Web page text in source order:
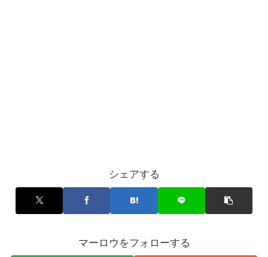
シェアする
マーロウをフォローする